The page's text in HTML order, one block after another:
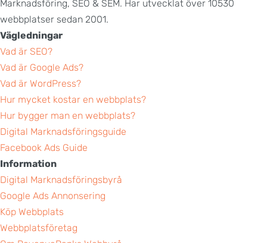
Marknadsföring, SEO & SEM. Har utvecklat över 10530
webbplatser sedan 2001.
Vägledningar
Vad är SEO?
Vad är Google Ads?
Vad är WordPress?
Hur mycket kostar en webbplats?
Hur bygger man en webbplats?
Digital Marknadsföringsguide
Facebook Ads Guide
Information
Digital Marknadsföringsbyrå
Google Ads Annonsering
Köp Webbplats
Webbplatsföretag